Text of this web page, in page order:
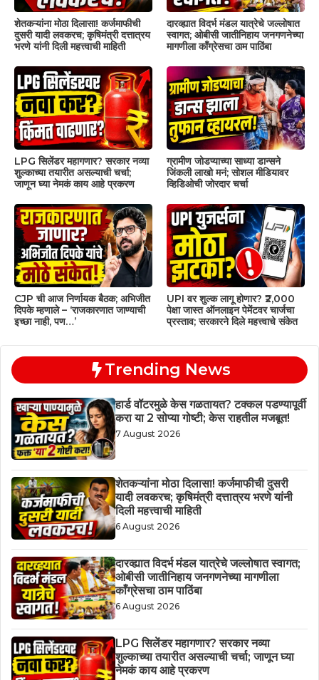
शेतकऱ्यांना मोठा दिलासा! कर्जमाफीची
दुसरी यादी लवकरच; कृषिमंत्री दत्तात्रय
भरणे यांनी दिली महत्त्वाची माहिती
दारव्ह्यात विदर्भ मंडल यात्रेचे जल्लोषात
स्वागत; ओबीसी जातीनिहाय जनगणनेच्या
मागणीला काँग्रेसचा ठाम पाठिंबा
LPG सिलेंडर महागणार? सरकार नव्या
शुल्काच्या तयारीत असल्याची चर्चा;
जाणून घ्या नेमकं काय आहे प्रकरण
ग्रामीण जोडप्याच्या साध्या डान्सने
जिंकली लाखो मनं; सोशल मीडियावर
व्हिडिओची जोरदार चर्चा
CJP ची आज निर्णायक बैठक; अभिजीत
दिपके म्हणाले – ‘राजकारणात जाण्याची
इच्छा नाही, पण…’
UPI वर शुल्क लागू होणार? ₹2,000
पेक्षा जास्त ऑनलाइन पेमेंटवर चार्जचा
प्रस्ताव; सरकारने दिले महत्त्वाचे संकेत
Trending News
हार्ड वॉटरमुळे केस गळतायत? टक्कल पडण्यापूर्वी
करा या 2 सोप्या गोष्टी; केस राहतील मजबूत!
7 August 2026
शेतकऱ्यांना मोठा दिलासा! कर्जमाफीची दुसरी
यादी लवकरच; कृषिमंत्री दत्तात्रय भरणे यांनी
दिली महत्त्वाची माहिती
6 August 2026
दारव्ह्यात विदर्भ मंडल यात्रेचे जल्लोषात स्वागत;
ओबीसी जातीनिहाय जनगणनेच्या मागणीला
काँग्रेसचा ठाम पाठिंबा
6 August 2026
LPG सिलेंडर महागणार? सरकार नव्या
शुल्काच्या तयारीत असल्याची चर्चा; जाणून घ्या
नेमकं काय आहे प्रकरण